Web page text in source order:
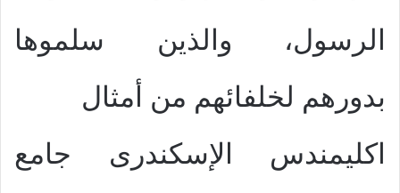
الرسول، والذين سلموها
بدورهم لخلفائهم من أمثال
اكليمندس الإسكندرى جامع